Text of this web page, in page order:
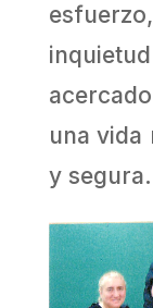
una vida
y segura.